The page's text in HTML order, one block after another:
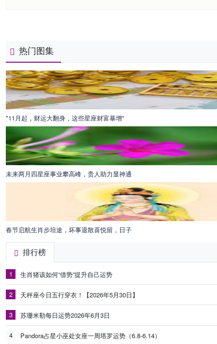
热门图集
"11月起，财运大翻身，这些星座财富暴增"
未来两月四星座事业攀高峰，贵人助力显神通
春节启航生肖步坦途，坏事退散喜悦留，日子
排行榜
1 生肖猪该如何“借势”提升自己运势
2 天秤座今日五行穿衣！【2026年5月30日】
3 苏珊米勒每日运势2026年6月3日
4 Pandora占星小巫处女座一周塔罗运势（6.8-6.14）